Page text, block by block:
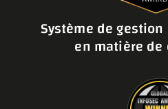
Système de
en matière